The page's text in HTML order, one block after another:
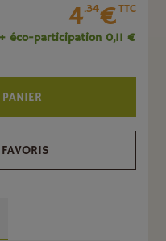
4.34€TTC
+ éco-participation 0,11 €